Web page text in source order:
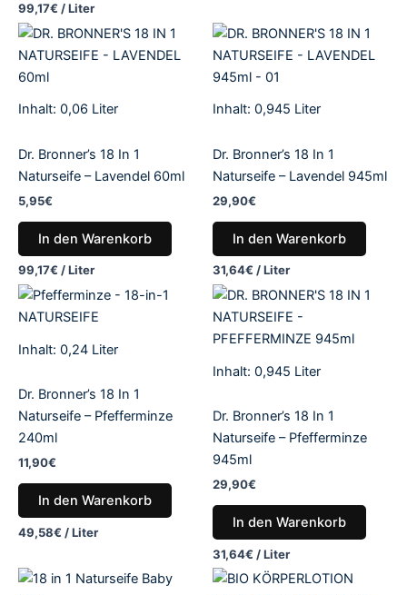
99,17€ /Liter
Inhalt: 0,06 Liter
Dr. Bronner’s 18 In 1
Naturseife – Lavendel 60ml
5,95€
In den Warenkorb
99,17€ /Liter
Inhalt: 0,945 Liter
Dr. Bronner’s 18 In 1
Naturseife – Lavendel 945ml
29,90€
In den Warenkorb
31,64€ /Liter
Inhalt: 0,24 Liter
Dr. Bronner’s 18 In 1
Naturseife – Pfefferminze
240ml
11,90€
In den Warenkorb
49,58€ /Liter
Inhalt: 0,945 Liter
Dr. Bronner’s 18 In 1
Naturseife – Pfefferminze
945ml
29,90€
In den Warenkorb
31,64€ /Liter